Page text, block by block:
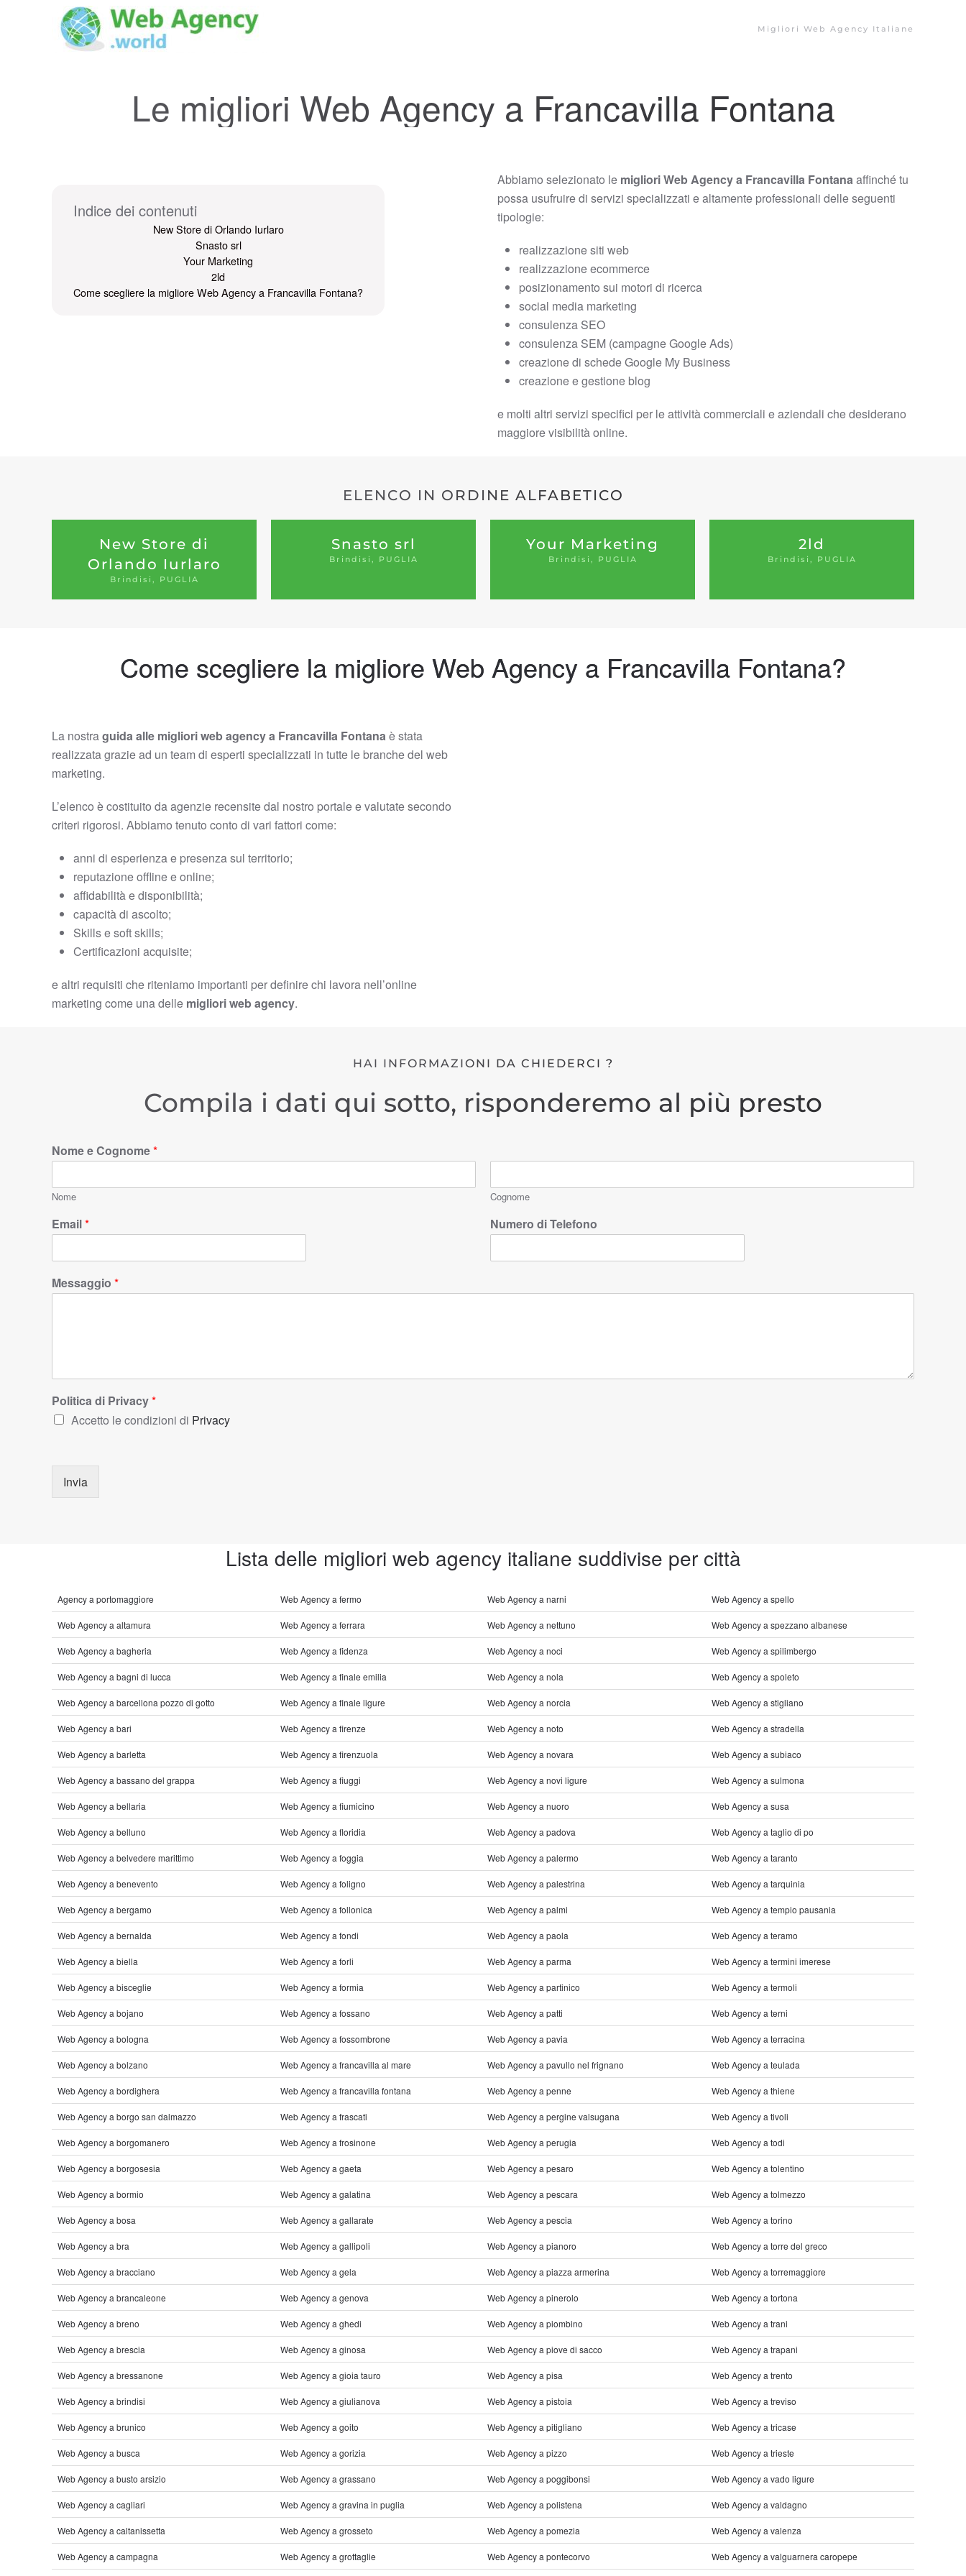
Migliori Web Agency Italiane
Le migliori Web Agency a Francavilla Fontana
Indice dei contenuti
New Store di Orlando Iurlaro
Snasto srl
Your Marketing
2ld
Come scegliere la migliore Web Agency a Francavilla Fontana?
Abbiamo selezionato le migliori Web Agency a Francavilla Fontanaaffinché tu
possa usufruire di servizi specializzati e altamente professionali delle seguenti
tipologie:
realizzazione siti web
realizzazione ecommerce
posizionamento sui motori di ricerca
social media marketing
consulenza SEO
consulenza SEM (campagne Google Ads)
creazione di schede Google My Business
creazione e gestione blog
e molti altri servizi specifici per le attività commerciali e aziendali che desiderano
maggiore visibilità online.
ELENCO IN ORDINE ALFABETICO
New Store di
Orlando Iurlaro
Brindisi, PUGLIA
Snasto srl
Brindisi, PUGLIA
Your Marketing
Brindisi, PUGLIA
2ld
Brindisi, PUGLIA
Come scegliere la migliore Web Agency a Francavilla Fontana?
La nostraguida alle migliori web agency a Francavilla Fontanaè stata
realizzata grazie ad un team di esperti specializzati in tutte le branche del web
marketing.
L’elenco è costituito da agenzie recensite dal nostro portale e valutate secondo
criteri rigorosi. Abbiamo tenuto conto di vari fattori come:
anni di esperienza e presenza sul territorio;
reputazione offline e online;
affidabilità e disponibilità;
capacità di ascolto;
Skills e soft skills;
Certificazioni acquisite;
e altri requisiti che riteniamo importanti per definire chi lavora nell’online
marketing come una delle migliori web agency.
HAI INFORMAZIONI DA CHIEDERCI ?
Compila i dati qui sotto, risponderemo al più presto
Nome e Cognome*
Nome Cognome
Email* Numero di Telefono
Messaggio *
Politica di Privacy*
Accetto le condizioni di Privacy
Invia
Lista delle migliori web agency italiane suddivise per città
Agency a portomaggiore Web Agency a fermo Web Agency a narni Web Agency a spello
Web Agency a altamura Web Agency a ferrara Web Agency a nettuno Web Agency a spezzano albanese
Web Agency a bagheria Web Agency a fidenza Web Agency a noci Web Agency a spilimbergo
Web Agency a bagni di lucca Web Agency a finale emilia Web Agency a nola Web Agency a spoleto
Web Agency a barcellona pozzo di gotto Web Agency a finale ligure Web Agency a norcia Web Agency a stigliano
Web Agency a bari Web Agency a firenze Web Agency a noto Web Agency a stradella
Web Agency a barletta Web Agency a firenzuola Web Agency a novara Web Agency a subiaco
Web Agency a bassano del grappa Web Agency a fiuggi Web Agency a novi ligure Web Agency a sulmona
Web Agency a bellaria Web Agency a fiumicino Web Agency a nuoro Web Agency a susa
Web Agency a belluno Web Agency a floridia Web Agency a padova Web Agency a taglio di po
Web Agency a belvedere marittimo Web Agency a foggia Web Agency a palermo Web Agency a taranto
Web Agency a benevento Web Agency a foligno Web Agency a palestrina Web Agency a tarquinia
Web Agency a bergamo Web Agency a follonica Web Agency a palmi Web Agency a tempio pausania
Web Agency a bernalda Web Agency a fondi Web Agency a paola Web Agency a teramo
Web Agency a biella Web Agency a forli Web Agency a parma Web Agency a termini imerese
Web Agency a bisceglie Web Agency a formia Web Agency a partinico Web Agency a termoli
Web Agency a bojano Web Agency a fossano Web Agency a patti Web Agency a terni
Web Agency a bologna Web Agency a fossombrone Web Agency a pavia Web Agency a terracina
Web Agency a bolzano Web Agency a francavilla al mare Web Agency a pavullo nel frignano Web Agency a teulada
Web Agency a bordighera Web Agency a francavilla fontana Web Agency a penne Web Agency a thiene
Web Agency a borgo san dalmazzo Web Agency a frascati Web Agency a pergine valsugana Web Agency a tivoli
Web Agency a borgomanero Web Agency a frosinone Web Agency a perugia Web Agency a todi
Web Agency a borgosesia Web Agency a gaeta Web Agency a pesaro Web Agency a tolentino
Web Agency a bormio Web Agency a galatina Web Agency a pescara Web Agency a tolmezzo
Web Agency a bosa Web Agency a gallarate Web Agency a pescia Web Agency a torino
Web Agency a bra Web Agency a gallipoli Web Agency a pianoro Web Agency a torre del greco
Web Agency a bracciano Web Agency a gela Web Agency a piazza armerina Web Agency a torremaggiore
Web Agency a brancaleone Web Agency a genova Web Agency a pinerolo Web Agency a tortona
Web Agency a breno Web Agency a ghedi Web Agency a piombino Web Agency a trani
Web Agency a brescia Web Agency a ginosa Web Agency a piove di sacco Web Agency a trapani
Web Agency a bressanone Web Agency a gioia tauro Web Agency a pisa Web Agency a trento
Web Agency a brindisi Web Agency a giulianova Web Agency a pistoia Web Agency a treviso
Web Agency a brunico Web Agency a goito Web Agency a pitigliano Web Agency a tricase
Web Agency a busca Web Agency a gorizia Web Agency a pizzo Web Agency a trieste
Web Agency a busto arsizio Web Agency a grassano Web Agency a poggibonsi Web Agency a vado ligure
Web Agency a cagliari Web Agency a gravina in puglia Web Agency a polistena Web Agency a valdagno
Web Agency a caltanissetta Web Agency a grosseto Web Agency a pomezia Web Agency a valenza
Web Agency a campagna Web Agency a grottaglie Web Agency a pontecorvo Web Agency a valguarnera caropepe